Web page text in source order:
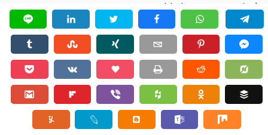
Publishing House, 1951)
7- اتحادیه همبستگی سولیدارنوشچ (Solidarność) و یا اتحادیه
مستقل خودگردان اتحادیه‌های کارگری: اتحادیه‌ای سراسری و
دربرگیرنده همه اتحادیه‌های صنفی و کارگری لهستان بود که در
سال ۱۹۸۰ برای دفاع از حقوق کارگران و کارمندان تشکیل و سپس
تا سال ۱۹۸۹ به هسته اصلی مقاومت عمومی در برابر حکومت